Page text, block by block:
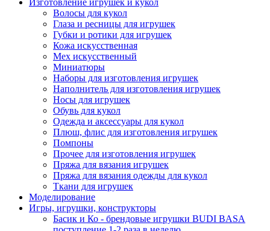
Изготовление игрушек и кукол
Волосы для кукол
Глаза и ресницы для игрушек
Губки и ротики для игрушек
Кожа искусственная
Мех искусственный
Миниатюры
Наборы для изготовления игрушек
Наполнитель для изготовления игрушек
Носы для игрушек
Обувь для кукол
Одежда и аксессуары для кукол
Плюш, флис для изготовления игрушек
Помпоны
Прочее для изготовления игрушек
Пряжа для вязания игрушек
Пряжа для вязания одежды для кукол
Ткани для игрушек
Моделирование
Игры, игрушки, конструкторы
Басик и Ко - брендовые игрушки BUDI BASA